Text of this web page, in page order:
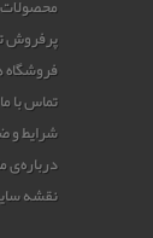
پرفروش
فروشگاه
تماس با ما
شرایط و
درباره‌ی
نقشه